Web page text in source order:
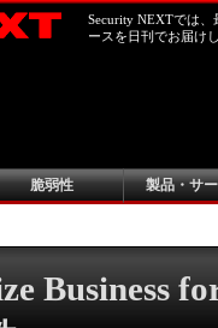
Security NEXTでは
ースを日刊でお届け
脆弱性 製品・サ
Business